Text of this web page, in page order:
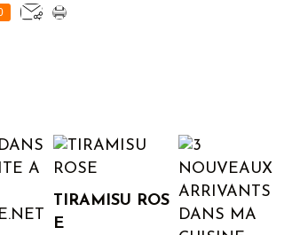
TIRAMISU ROS
E